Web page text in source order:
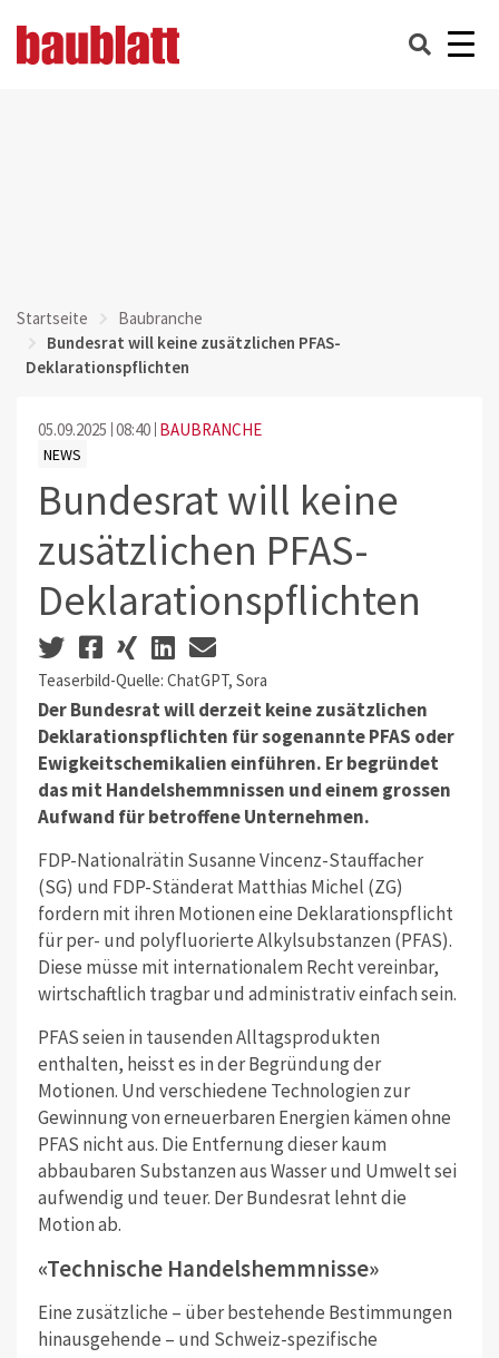
Startseite
Baubranche
Bundesrat will keine zusätzlichen PFAS-
Deklarationspflichten
05.09.2025 08:40 BAUBRANCHE
NEWS
Bundesrat will keine
zusätzlichen PFAS-
Deklarationspflichten
Teaserbild-Quelle: ChatGPT, Sora
Der Bundesrat will derzeit keine zusätzlichen
Deklarationspflichten für sogenannte PFAS oder
Ewigkeitschemikalien einführen. Er begründet
das mit Handelshemmnissen und einem grossen
Aufwand für betroffene Unternehmen.
FDP-Nationalrätin Susanne Vincenz-Stauffacher
(SG) und FDP-Ständerat Matthias Michel (ZG)
fordern mit ihren Motionen eine Deklarationspflicht
für per- und polyfluorierte Alkylsubstanzen (PFAS).
Diese müsse mit internationalem Recht vereinbar,
wirtschaftlich tragbar und administrativ einfach sein.
PFAS seien in tausenden Alltagsprodukten
enthalten, heisst es in der Begründung der
Motionen. Und verschiedene Technologien zur
Gewinnung von erneuerbaren Energien kämen ohne
PFAS nicht aus. Die Entfernung dieser kaum
abbaubaren Substanzen aus Wasser und Umwelt sei
aufwendig und teuer. Der Bundesrat lehnt die
Motion ab.
«Technische Handelshemmnisse»
Eine zusätzliche – über bestehende Bestimmungen
hinausgehende – und Schweiz-spezifische